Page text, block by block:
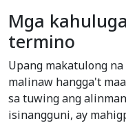
Mga
termino
Upang makatulong
malinaw hangga't
sa tuwing ang
isinangguni, ay